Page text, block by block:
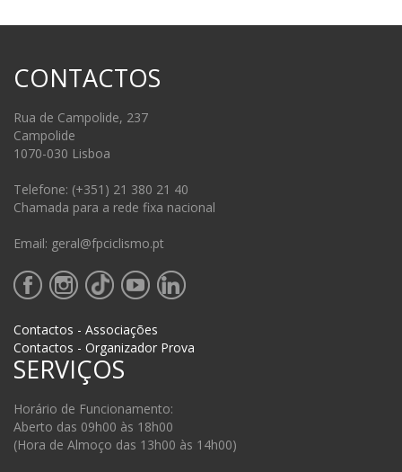
CONTACTOS
Rua de Campolide, 237
Campolide
1070-030 Lisboa
Telefone: (+351) 21 380 21 40
Chamada para a rede fixa nacional
Email: geral@fpciclismo.pt
Contactos - Associações
Contactos - Organizador Prova
SERVIÇOS
Horário de Funcionamento:
Aberto das 09h00 às 18h00
(Hora de Almoço das 13h00 às 14h00)